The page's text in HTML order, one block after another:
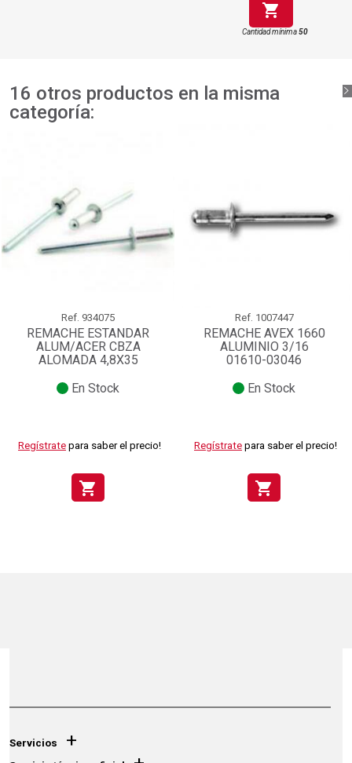
shopping_cart
Cantidad mínima50
16 otros productos en la misma
categoría:
Ref. 934075
REMACHE ESTANDAR
ALUM/ACER CBZA
ALOMADA 4,8X35
En Stock
Regístrate para saber el precio!
shopping_cart
Ref. 1007447
REMACHE AVEX 1660
ALUMINIO 3/16
01610-03046
En Stock
Regístrate para saber el precio!
shopping_cart
Servicios +